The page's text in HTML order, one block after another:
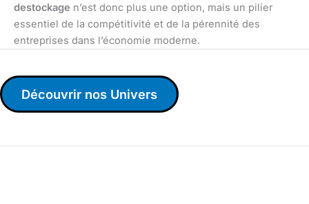
destockage n’est donc plus une option, mais un pilier
essentiel de la compétitivité et de la pérennité des
entreprises dans l’économie moderne.
Découvrir nos Univers